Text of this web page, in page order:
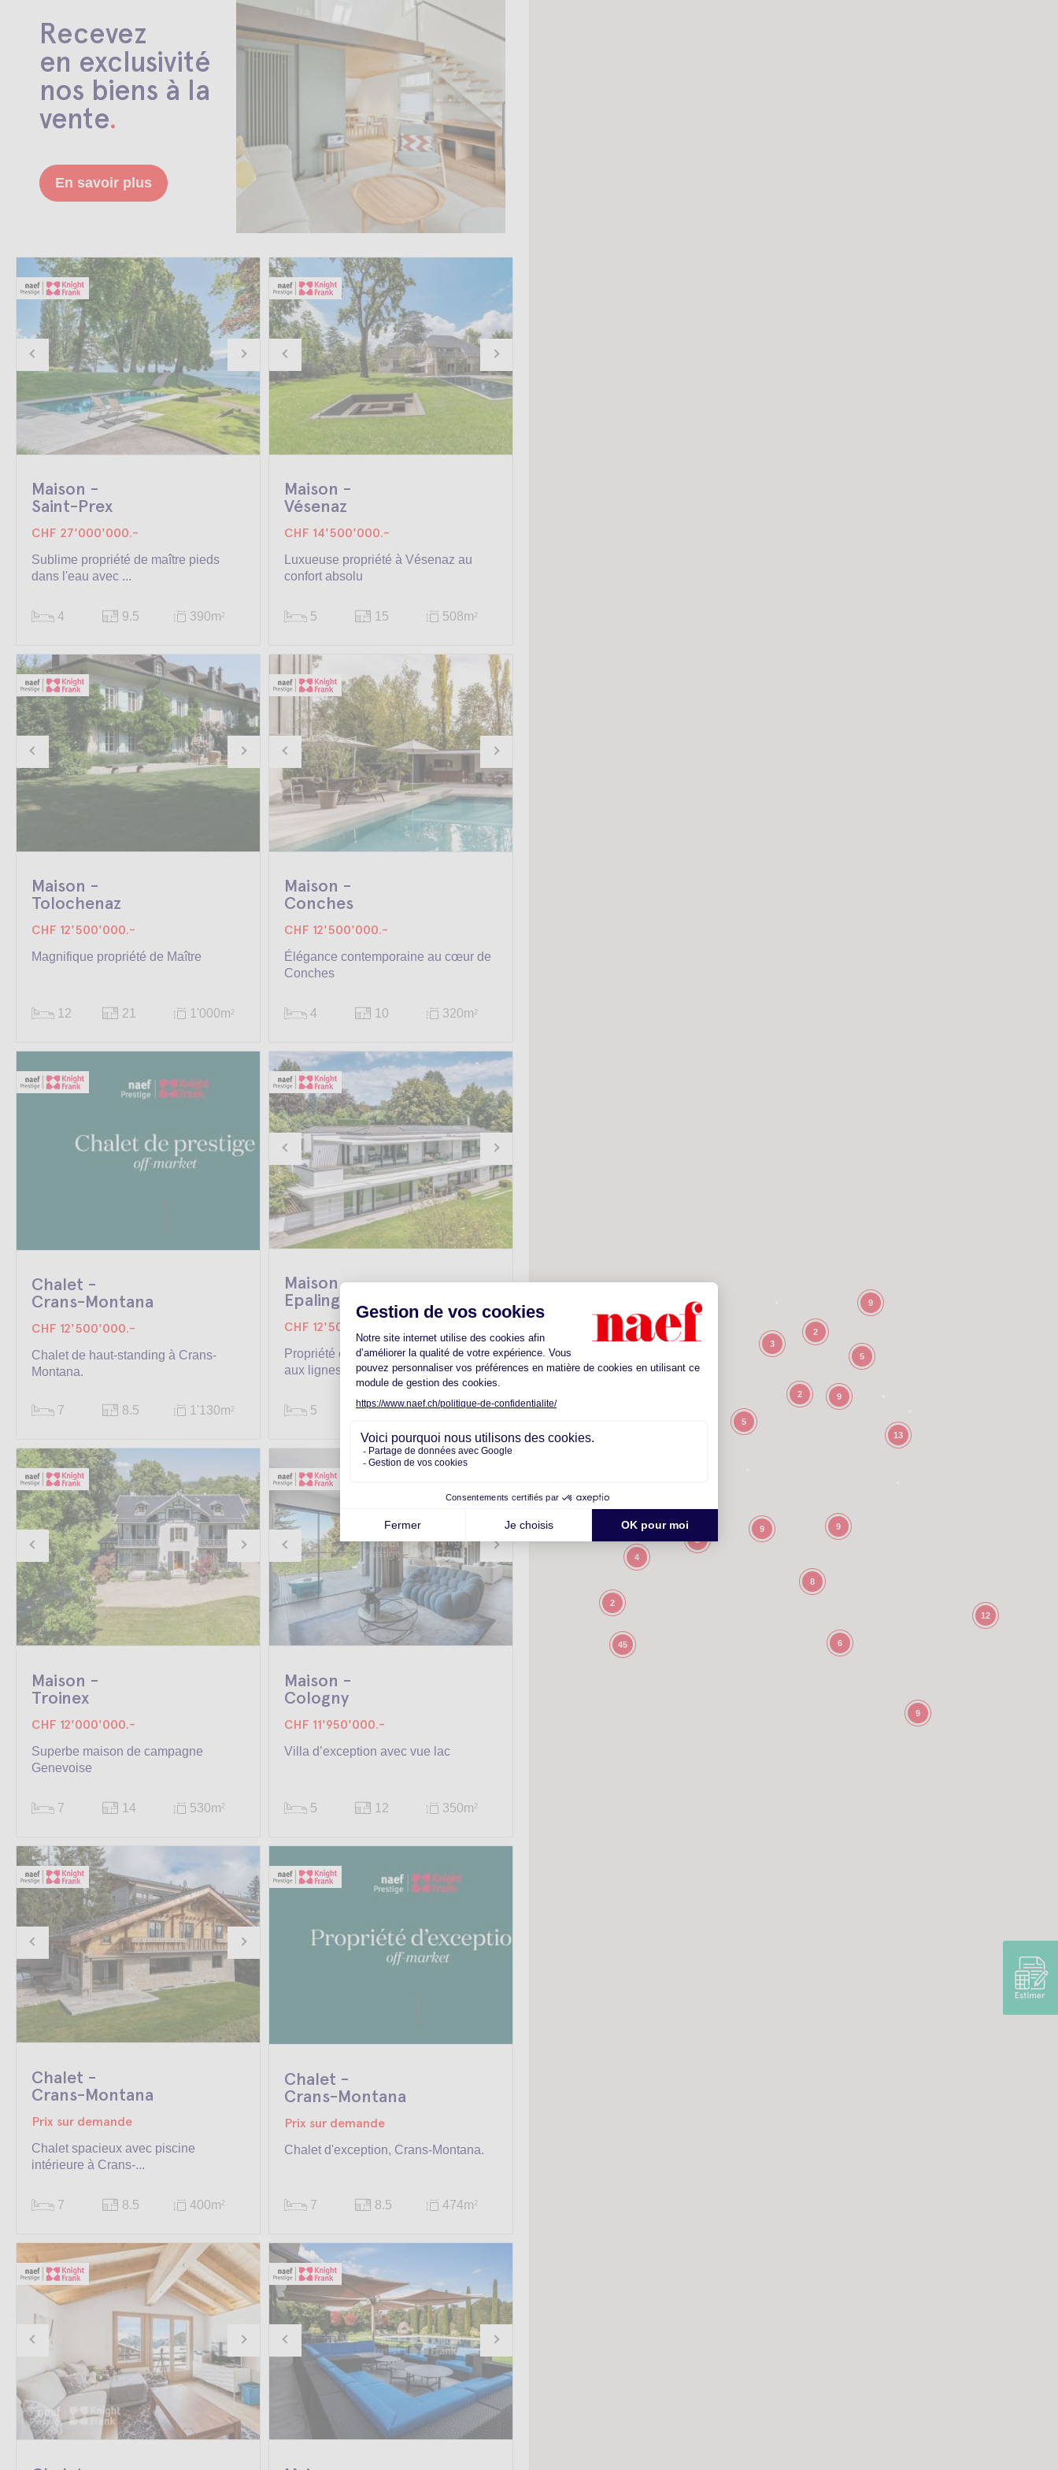
Recevez
en exclusivité
nos biens à la
vente.
En savoir plus
Maison -
Saint-Prex
CHF 27'000'000.-
Sublime propriété de maître pieds
dans l'eau avec ...
4 9.5 390m 2
Maison -
Vésenaz
CHF 14'500'000.-
Luxueuse propriété à Vésenaz au
confort absolu
5 15 508m 2
Maison -
Tolochenaz
CHF 12'500'000.-
Magnifique propriété de Maître
12 21 1'000m 2
Maison -
Conches
CHF 12'500'000.-
Élégance contemporaine au cœur de
Conches
4 10 320m 2
Chalet -
Crans-Montana
CHF 12'500'000.-
Chalet de haut-standing à Crans-
Montana.
7 8.5 1'130m2
Maison -
Epalinges
CHF 12'500'000.-
Propriété contemporaine d’exception
aux lignes ...
5 10 800m2
Maison -
Troinex
CHF 12'000'000.-
Superbe maison de campagne
Genevoise
7 14 530m2
Maison -
Cologny
CHF 11'950'000.-
Villa d’exception avec vue lac
5 12 350m2
Chalet -
Crans-Montana
Prix sur demande
Chalet spacieux avec piscine
intérieure à Crans-...
7 8.5 400m2
Chalet -
Crans-Montana
Prix sur demande
Chalet d'exception, Crans-Montana.
7 8.5 474m2
9
6
9
45
12
5
2
13
8
5
9
9
9
4
5
2
3
2